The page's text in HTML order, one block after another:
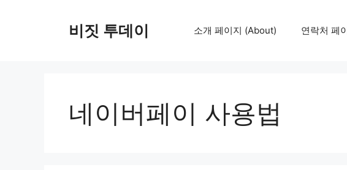
비짓 투데이 소개 페이지 (About) 연락처 페
네이버페이 사용법